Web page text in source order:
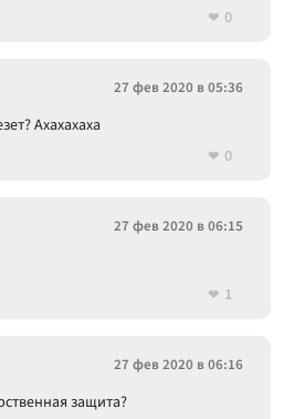
0
27 фев 2020 в 05:36
Ахахахаха
0
27 фев 2020 в 06:15
1
27 фев 2020 в 06:16
защита?